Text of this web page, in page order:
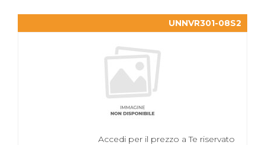
UNNVR301-08S2
Accedi per il prezzo a Te riservato